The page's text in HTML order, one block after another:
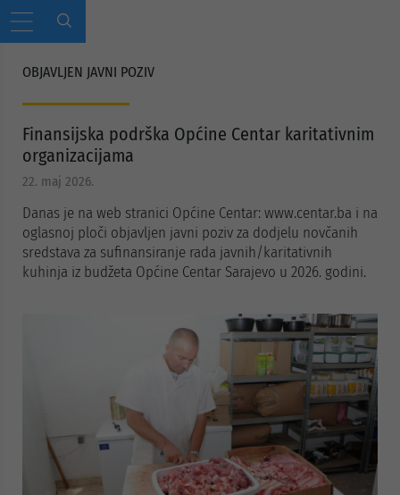
OBJAVLJEN JAVNI POZIV
Finansijska podrška Općine Centar karitativnim
organizacijama
22. maj 2026.
Danas je na web stranici Općine Centar: www.centar.ba i na
oglasnoj ploči objavljen javni poziv za dodjelu novčanih
sredstava za sufinansiranje rada javnih/karitativnih
kuhinja iz budžeta Općine Centar Sarajevo u 2026. godini.